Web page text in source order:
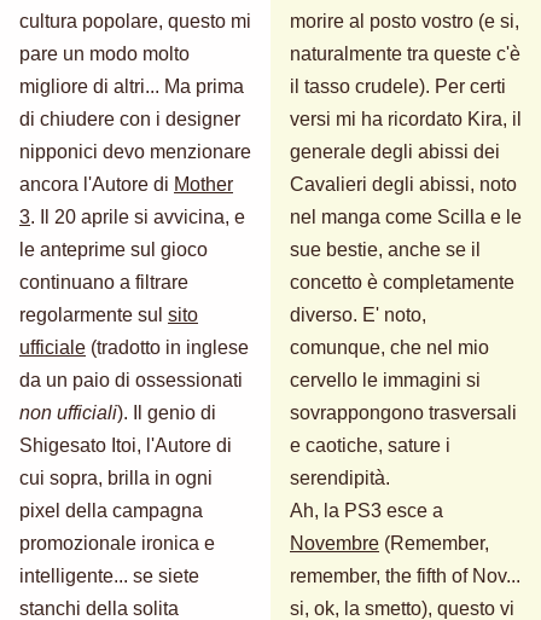
cultura popolare, questo mi
pare un modo molto
migliore di altri... Ma prima
di chiudere con i designer
nipponici devo menzionare
ancora l'Autore di Mother
3. Il 20 aprile si avvicina, e
le anteprime sul gioco
continuano a filtrare
regolarmente sul sito
ufficiale (tradotto in inglese
da un paio di ossessionati
non ufficiali). Il genio di
Shigesato Itoi, l'Autore di
cui sopra, brilla in ogni
pixel della campagna
promozionale ironica e
intelligente... se siete
stanchi della solita
morire al posto vostro (e si,
naturalmente tra queste c'è
il tasso crudele). Per certi
versi mi ha ricordato Kira, il
generale degli abissi dei
Cavalieri degli abissi, noto
nel manga come Scilla e le
sue bestie, anche se il
concetto è completamente
diverso. E' noto,
comunque, che nel mio
cervello le immagini si
sovrappongono trasversali
e caotiche, sature i
serendipità.
Ah, la PS3 esce a
Novembre (Remember,
remember, the fifth of Nov...
si, ok, la smetto), questo vi